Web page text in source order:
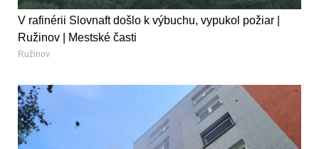
V rafinérii Slovnaft došlo k výbuchu, vypukol požiar |
Ružinov | Mestské časti
Ružinov